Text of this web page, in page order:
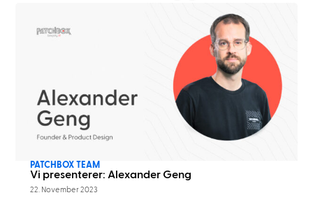
PATCHBOX TEAM
Vi presenterer: Alexander Geng
22. November 2023